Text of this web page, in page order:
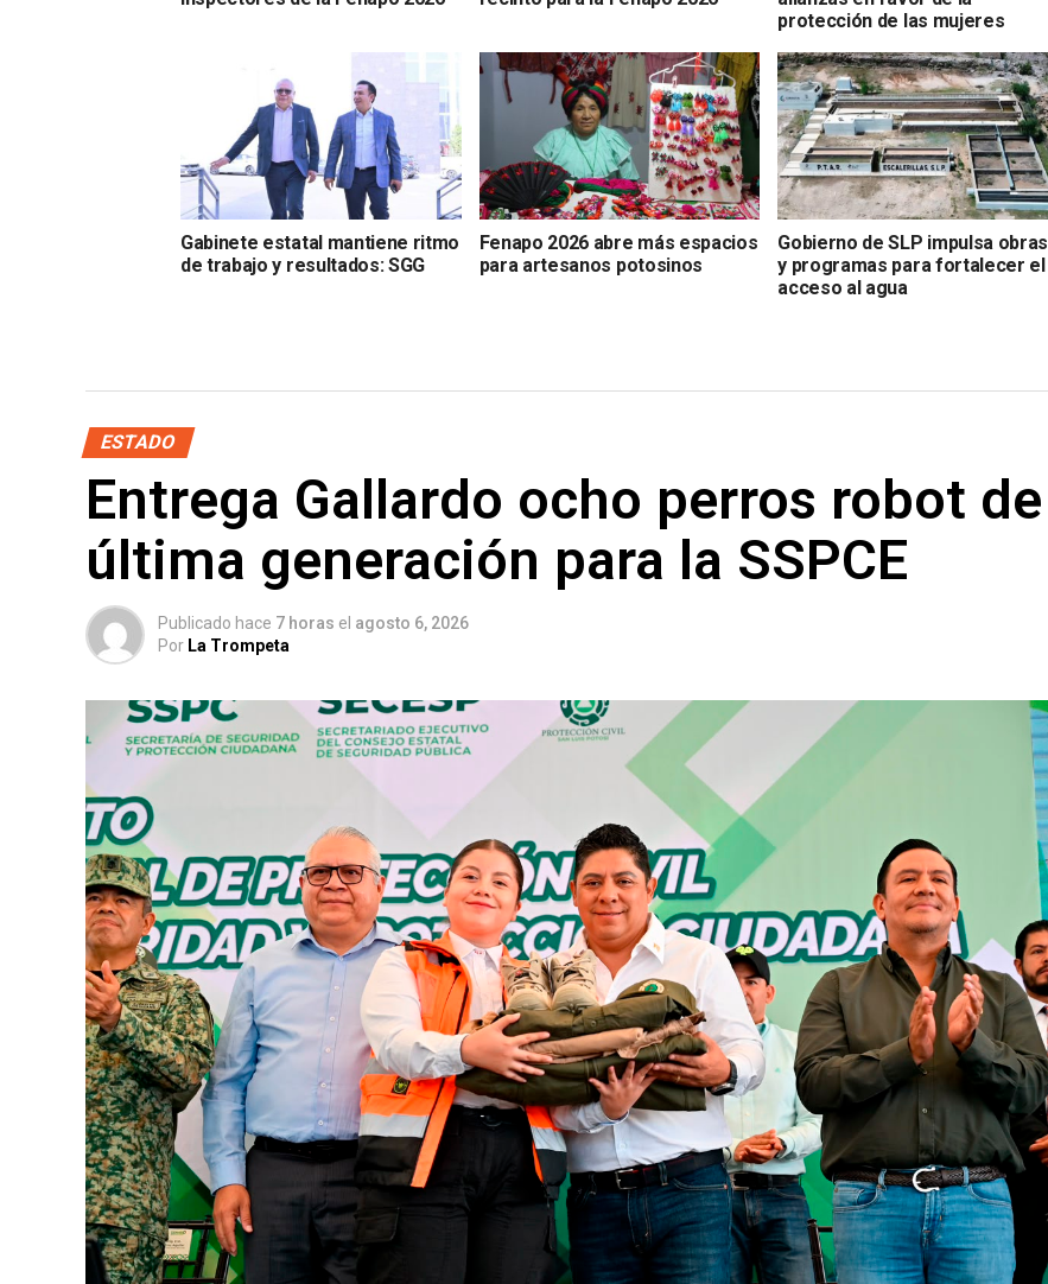
protección de las mujeres
Gabinete estatal mantiene ritmo
de trabajo y resultados: SGG
Fenapo 2026 abre más espacios
para artesanos potosinos
Gobierno de SLP impulsa obras
y programas para fortalecer el
acceso al agua
ESTADO
Entrega Gallardo ocho perros robot de
última generación para la SSPCE
Publicado hace 7 horas el agosto 6, 2026
Por La Trompeta